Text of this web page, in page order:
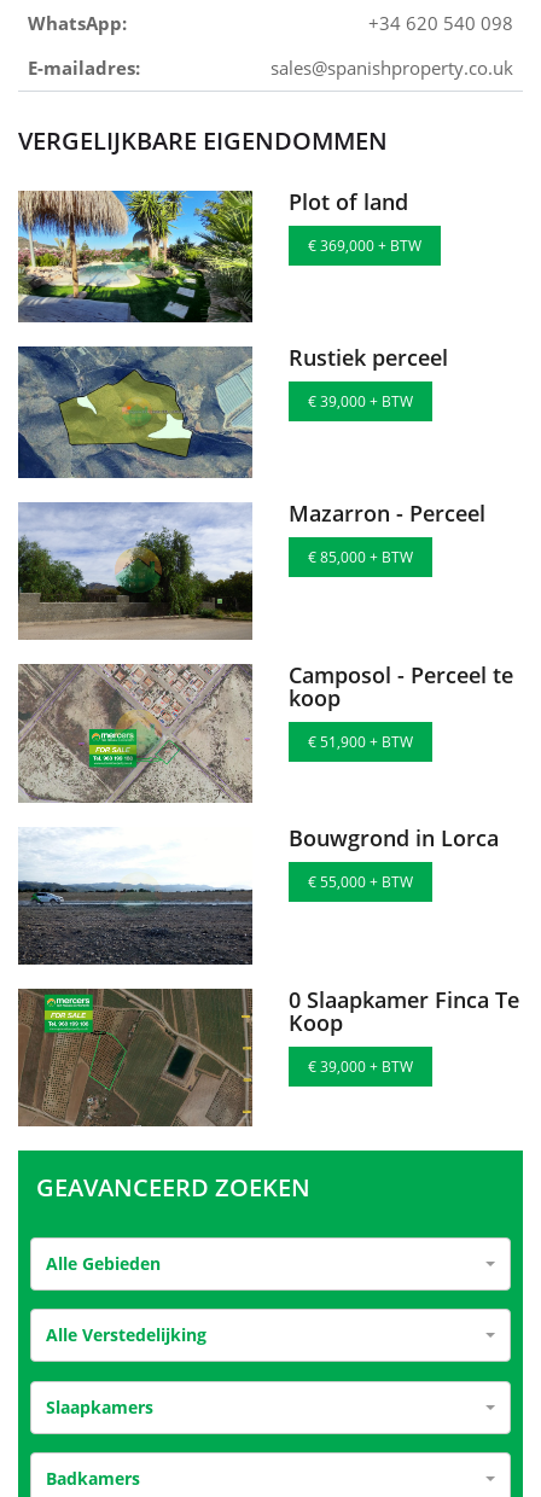
WhatsApp:
+34 620 540 098
E-mailadres:
sales@spanishproperty.co.uk
VERGELIJKBARE EIGENDOMMEN
Plot of land
€ 369,000 + BTW
Rustiek perceel
€ 39,000 + BTW
Mazarron - Perceel
€ 85,000 + BTW
Camposol - Perceel te
koop
€ 51,900 + BTW
Bouwgrond in Lorca
€ 55,000 + BTW
0 Slaapkamer Finca Te
Koop
€ 39,000 + BTW
GEAVANCEERD ZOEKEN
Alle Gebieden
Alle Verstedelijking
Slaapkamers
Badkamers